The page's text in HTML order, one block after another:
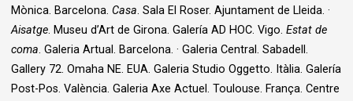
Mònica. Barcelona. Casa. Sala El Roser. Ajuntament de Lleida. ·
Aisatge. Museu d’Art de Girona. Galería AD HOC. Vigo.Estat de
coma. Galeria Artual. Barcelona. · Galeria Central. Sabadell.
Gallery 72. Omaha NE. EUA. Galeria Studio Oggetto. Itàlia. Galería
Post-Pos. València. Galeria Axe Actuel. Toulouse. França. Centre